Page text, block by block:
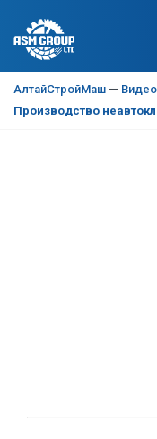
АлтайСтройМаш — Видео
Производство